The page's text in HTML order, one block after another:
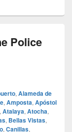
Police
, Alameda de
, Amposta, Apóstol
, Atalaya, Atocha,
, Bellas Vistas,
, Canillas,